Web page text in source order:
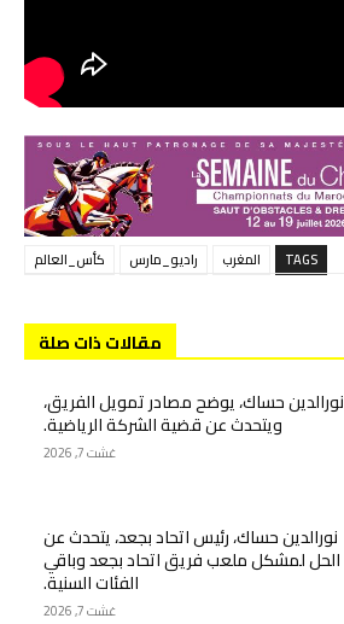
TAGS المغرب راديو_مارس كأس_العالم
مقالات ذات صلة
نورالدين حساك، يوضح مصادر تمويل الفريق،
ويتحدث عن قضية الشركة الرياضية.
غشت 7, 2026
نورالدين حساك، رئيس اتحاد بجعد، يتحدث عن
الحل لمشكل ملعب فريق اتحاد بجعد وباقي
الفئات السنية.
غشت 7, 2026